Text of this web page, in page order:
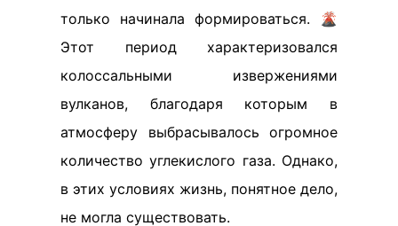
только начинала формироваться. 🌋
Этот период характеризовался
колоссальными извержениями
вулканов, благодаря которым в
атмосферу выбрасывалось огромное
количество углекислого газа. Однако,
в этих условиях жизнь, понятное дело,
не могла существовать.